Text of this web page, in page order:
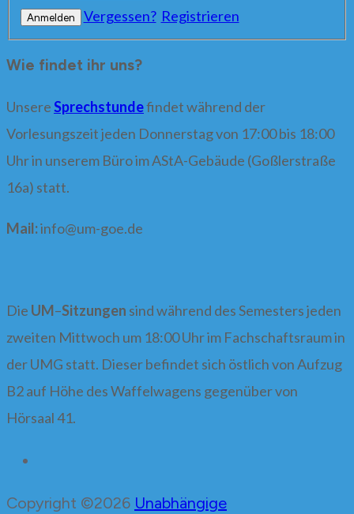
Vergessen? Registrieren
Wie findet ihr uns?
UnsereSprechstundefindet während der
Vorlesungszeit jeden Donnerstag von 17:00 bis 18:00
Uhr in unserem Büro im AStA-Gebäude (Goßlerstraße
16a) statt.
Mail:info@um-goe.de
Die UM–Sitzungen sind während des Semesters jeden
zweiten Mittwoch um 18:00 Uhr im Fachschaftsraum in
der UMG statt. Dieser befindet sich östlich von Aufzug
B2 auf Höhe des Waffelwagens gegenüber von
Hörsaal 41.
Copyright ©2026 Unabhängige